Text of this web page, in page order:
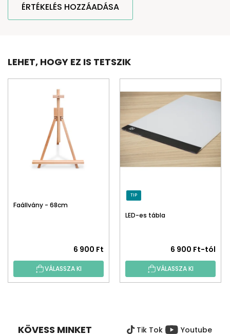
ÉRTÉKELÉS HOZZÁADÁSA
LEHET, HOGY EZ IS TETSZIK
Faállvány - 68cm
6 900 Ft
VÁLASSZA KI
TIP
LED-es tábla
6 900 Ft-tól
VÁLASSZA KI
KÖVESS MINKET Tik Tok Youtube